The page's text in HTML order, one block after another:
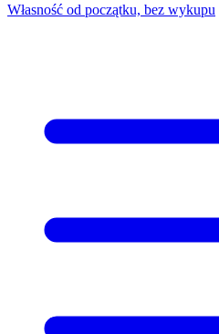
Własność od początku, bez wykupu